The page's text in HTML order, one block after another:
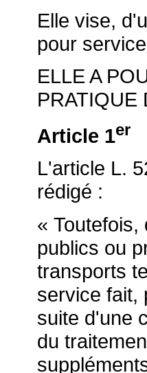
Elle vise,
pour
ELLE A
PRATIQUE
Article 1er
L'article L.
rédigé :
«
publics ou
transports
service fait,
suite d'une
du